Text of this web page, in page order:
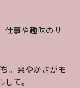
仕事や趣味のサ
。爽やかさがモ
て。